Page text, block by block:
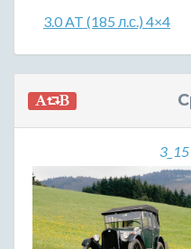
3.0 AT (185 л.с.) 4×4